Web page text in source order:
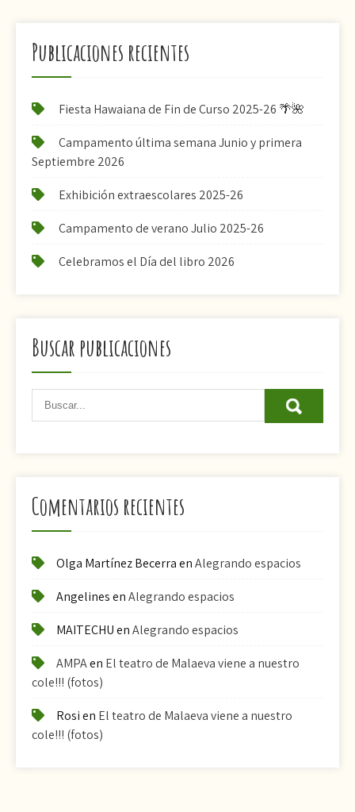
Publicaciones recientes
Fiesta Hawaiana de Fin de Curso 2025-26 🌴🌺
Campamento última semana Junio y primera
Septiembre 2026
Exhibición extraescolares 2025-26
Campamento de verano Julio 2025-26
Celebramos el Día del libro 2026
Buscar publicaciones
Comentarios recientes
Olga Martínez BecerraenAlegrando espacios
AngelinesenAlegrando espacios
MAITECHUenAlegrando espacios
AMPAen El teatro de Malaeva viene a nuestro
cole!!! (fotos)
Rosien El teatro de Malaeva viene a nuestro
cole!!! (fotos)